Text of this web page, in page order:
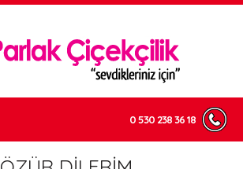
0 530 238 36 18